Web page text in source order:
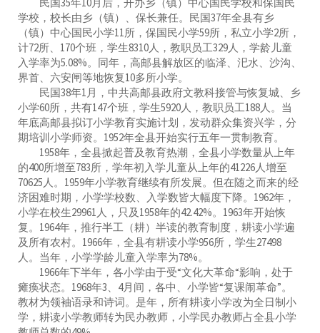
学校，校长由乡（镇）、保长兼任。民国37年全县有乡
（镇）中心国民小学11所，保国民小学59所，私立小学2所，
计72所、170个班，学生8310人，教职员工329人，学龄儿童
入学率为5.08%。同年，高邮县解放区的临泽、汜水、沙沟、
界首、六安闸等地恢复10多所小学。
民国38年1月，中共高邮县政府文教科接管与恢复城、乡
小学60所，共有147个班，学生5920人，教职员工188人。当
年底高邮县拟订小学教育实施计划，发动群众集资兴学，分
期培训小学师资。1952年全县开始实行五年一贯制教育。
1958年，全县掀起普及教育热潮，全县小学数量从上年
的400所增至783所，学年初入学儿童从上年的41226人增至
70625人。1959年小学教育继续有所发展。但在随之而来的经
济困难时期，小学学校数、入学数皆大幅度下降。1962年，
小学在校生29961人，只及1958年的42.42%。1963年开始恢
复。1964年，推行半工（耕）半读的教育制度，耕读小学遍
及所有农村。1966年，全县有耕读小学956所，学生27498
人。当年，小学学龄儿童入学率为78%。
1966年下半年，各小学由于受“文化大革命“影响，处于
瘫痪状态。1968年3、4月间，各中、小学皆“复课闹革命”。
教材为领袖语录和诗词。是年，所有耕读小学改为全日制小
学，耕读小学教师转为民办教师，小学民办教师占全县小学